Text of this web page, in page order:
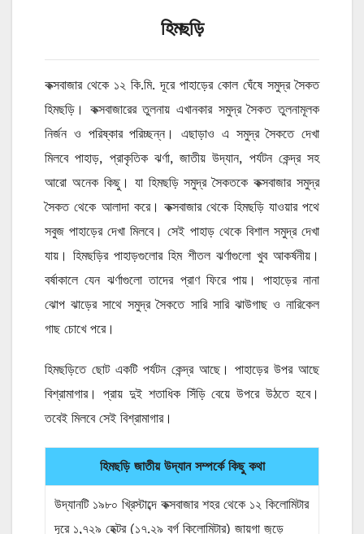
হিমছড়ি
কক্সবাজার থেকে ১২ কি.মি. দূরে পাহাড়ের কোল ঘেঁষে সমুদ্র সৈকত
হিমছড়ি। কক্সবাজারের তুলনায় এখানকার সমুদ্র সৈকত তুলনামূলক
নির্জন ও পরিষ্কার পরিচ্ছন্ন। এছাড়াও এ সমুদ্র সৈকতে দেখা
মিলবে পাহাড়, প্রাকৃতিক ঝর্ণা, জাতীয় উদ্যান, পর্যটন কেন্দ্র সহ
আরো অনেক কিছু। যা হিমছড়ি সমুদ্র সৈকতকে কক্সবাজার সমুদ্র
সৈকত থেকে আলাদা করে। কক্সবাজার থেকে হিমছড়ি যাওয়ার পথে
সবুজ পাহাড়ের দেখা মিলবে। সেই পাহাড় থেকে বিশাল সমুদ্র দেখা
যায়। হিমছড়ির পাহাড়গুলোর হিম শীতল ঝর্ণাগুলো খুব আকর্ষনীয়।
বর্ষাকালে যেন ঝর্ণাগুলো তাদের প্রাণ ফিরে পায়। পাহাড়ের নানা
ঝোপ ঝাড়ের সাথে সমুদ্র সৈকতে সারি সারি ঝাউগাছ ও নারিকেল
গাছ চোখে পরে।
হিমছড়িতে ছোট একটি পর্যটন কেন্দ্র আছে। পাহাড়ের উপর আছে
বিশ্রামাগার। প্রায় দুই শতাধিক সিঁড়ি বেয়ে উপরে উঠতে হবে।
তবেই মিলবে সেই বিশ্রামাগার।
হিমছড়ি জাতীয় উদ্যান সম্পর্কে কিছু কথা
উদ্যানটি ১৯৮০ খ্রিস্টাব্দে কক্সবাজার শহর থেকে ১২ কিলোমিটার
দূরে ১,৭২৯ হেক্টর (১৭.২৯ বর্গ কিলোমিটার) জায়গা জুড়ে